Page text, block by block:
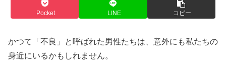
Pocket LINE コピー
かつて「不良」と呼ばれた男性たちは、意外にも私たちの
身近にいるかもしれません。